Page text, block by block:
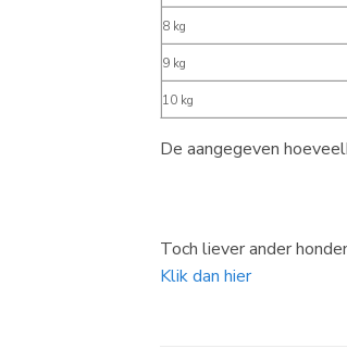
8 kg
9 kg
10 kg
De aangegeven
Toch liever ander
Klik dan hier